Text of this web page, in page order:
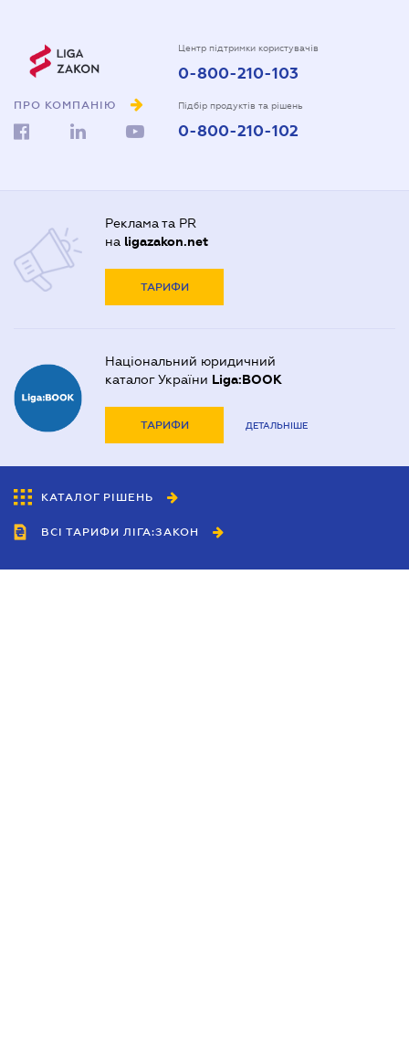
ПРО КОМПАНІЮ
Центр підтримки користувачів
0-800-210-103
Підбір продуктів та рішень
0-800-210-102
Реклама та PR
на ligazakon.net
ТАРИФИ
Національний юридичний
каталог України Liga:BOOK
ТАРИФИ ДЕТАЛЬНІШЕ
КАТАЛОГ РІШЕНЬ
ВСІ ТАРИФИ ЛІГА:ЗАКОН